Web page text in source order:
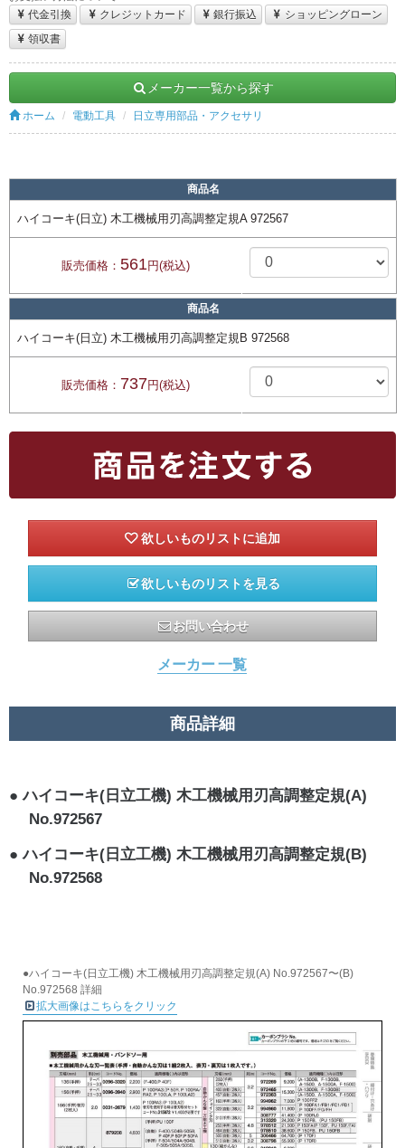
代金引換
クレジットカード 銀行振込
ショッピングローン
領収書
メーカー一覧から探す
ホーム 電動工具 日立専用部品・アクセサリ
商品名
ハイコーキ(日立) 木工機械用刃高調整定規A 972567
販売価格： 561 円(税込)
商品名
ハイコーキ(日立) 木工機械用刃高調整定規B 972568
販売価格： 737円(税込)
欲しいものリストを見る
お問い合わせ
メーカー 一覧
商品詳細
ハイコーキ(日立工機) 木工機械用刃高調整定規(A)
No.972567
ハイコーキ(日立工機) 木工機械用刃高調整定規(B)
No.972568
●ハイコーキ(日立工機) 木工機械用刃高調整定規(A) No.972567〜(B)
No.972568 詳細
拡大画像はこちらをクリック